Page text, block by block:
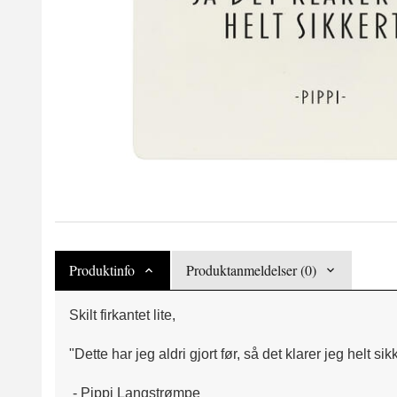
Produktinfo Produktanmeldelser (0)
Skilt firkantet lite,
"Dette har jeg aldri gjort før, så det klarer jeg helt
- Pippi Langstrømpe